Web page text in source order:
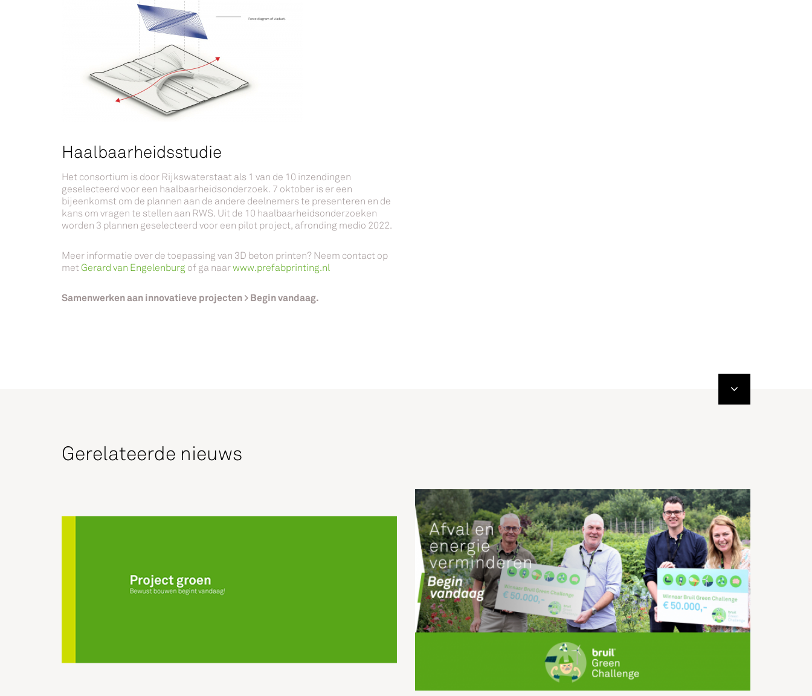
Haalbaarheidsstudie
Het consortium is door Rijkswaterstaat als 1 van de 10 inzendingen
geselecteerd voor een haalbaarheidsonderzoek. 7 oktober is er een
bijeenkomst om de plannen aan de andere deelnemers te presenteren en de
kans om vragen te stellen aan RWS. Uit de 10 haalbaarheidsonderzoeken
worden 3 plannen geselecteerd voor een pilot project, afronding medio 2022.
Meer informatie over de toepassing van 3D beton printen? Neem contact op
met Gerard van Engelenburg of ga naarwww.prefabprinting.nl
Samenwerken aan innovatieve projecten > Begin vandaag.
Gerelateerde nieuws